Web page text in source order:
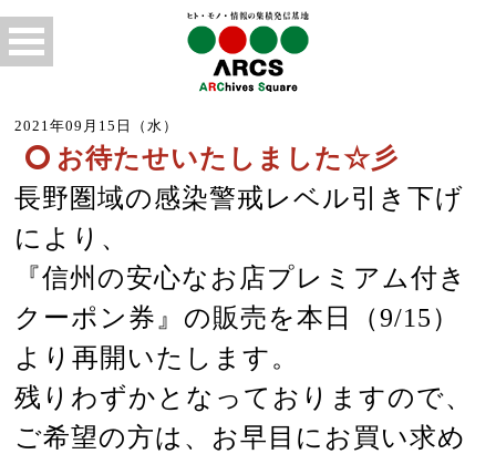
2021年09月15日（水）
お待たせいたしました☆彡
長野圏域の感染警戒レベル引き下げ
により、
『信州の安心なお店プレミアム付き
クーポン券』の販売を本日（9/15）
より再開いたします。
残りわずかとなっておりますので、
ご希望の方は、お早目にお買い求め